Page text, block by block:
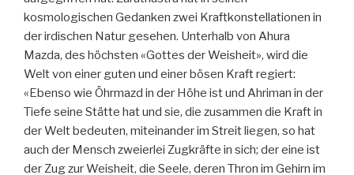
kosmologischen Gedanken zwei Kraftkonstellationen in
der irdischen Natur gesehen. Unterhalb von Ahura
Mazda, des höchsten «Gottes der Weisheit», wird die
Welt von einer guten und einer bösen Kraft regiert:
«Ebenso wie Öhrmazd in der Höhe ist und Ahriman in der
Tiefe seine Stätte hat und sie, die zusammen die Kraft in
der Welt bedeuten, miteinander im Streit liegen, so hat
auch der Mensch zweierlei Zugkräfte in sich; der eine ist
der Zug zur Weisheit, die Seele, deren Thron im Gehirn im